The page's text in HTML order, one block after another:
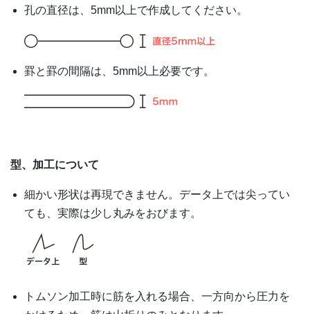
孔の直径は、5mm以上で作成してください。
罫と罫の間隔は、5mm以上必要です。
型、加工について
細かい形状は再現できません。データ上では尖ってい
ても、実際は少し丸みをおびます。
トムソン加工時に筋を入れる場合、一方向から圧力を